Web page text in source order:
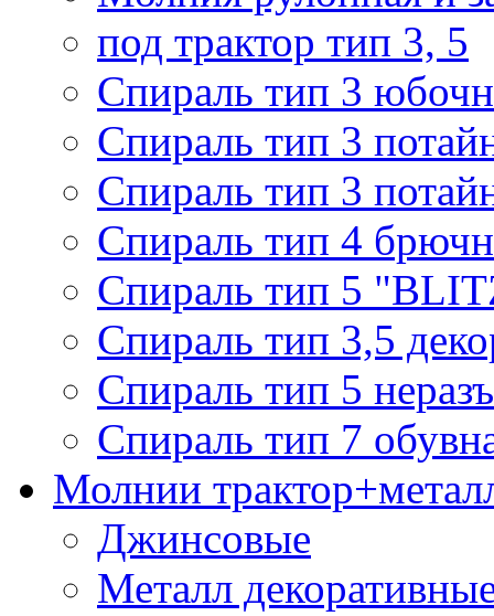
под трактор тип 3, 5
Спираль тип 3
Спираль тип 3
Спираль тип 3
Спираль тип 4
Спираль тип 5
Спираль тип 3,5
Спираль тип 5
Спираль тип 7
Молнии
Джинсовые
Металл